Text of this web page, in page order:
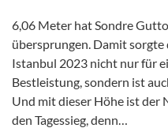
6,06 Meter hat Sondre
übersprungen. Damit
Istanbul 2023 nicht nur für
Bestleistung, sondern ist
Und mit dieser Höhe ist der
den Tagessieg, denn…